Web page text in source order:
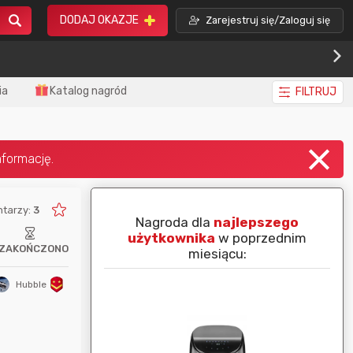
DODAJ OKAZJE Zarejestruj się/Zaloguj się
Katalog nagród FILTRUJ
3
ZAKOŃCZONO
Hubble
miesiącu:
Nagroda dla najlepszego
użytkownika w poprzednim
miesiącu: